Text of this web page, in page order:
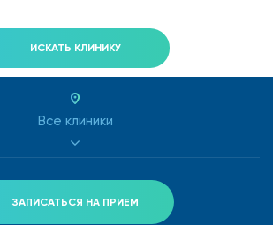
ИСКАТЬ КЛИНИКУ
Все клиники
ЗАПИСАТЬСЯ НА ПРИЕМ